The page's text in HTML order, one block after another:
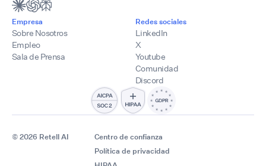
Empresa
Sobre Nosotros
Empleo
Sala de Prensa
Redes sociales
LinkedIn
X
Youtube
Comunidad
Discord
© 2026 Retell AI
Centro de confianza
Política de privacidad